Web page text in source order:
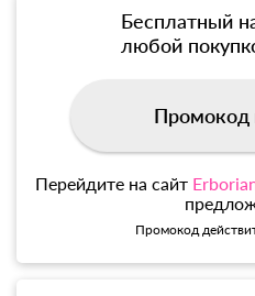
Бесплатный
любой
Промокод
Перейдите на сайт
Промокод